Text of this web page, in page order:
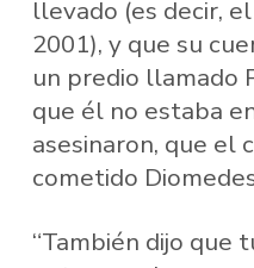
llevado (es decir,
2001), y que su
un predio llamado
que él no estaba
asesinaron, que el
cometido
“También dijo que